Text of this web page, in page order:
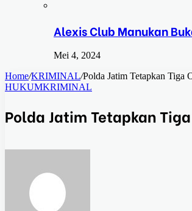
Alexis Club Manukan
Mei 4, 2024
Home/KRIMINAL/Polda Jatim Tetapkan Tiga
HUKUMKRIMINAL
Polda Jatim Tetapkan